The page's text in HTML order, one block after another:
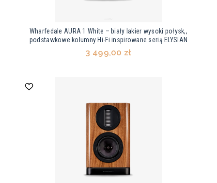
Wharfedale AURA 1 White – biały lakier wysoki połysk,,
podstawkowe kolumny Hi-Fi inspirowane serią ELYSIAN
3 499,00 zł